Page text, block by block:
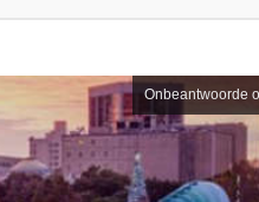
Onbeantwoorde